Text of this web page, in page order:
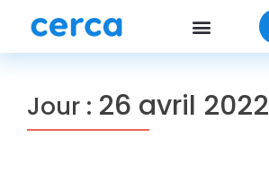
Jour : 26 avril 2022